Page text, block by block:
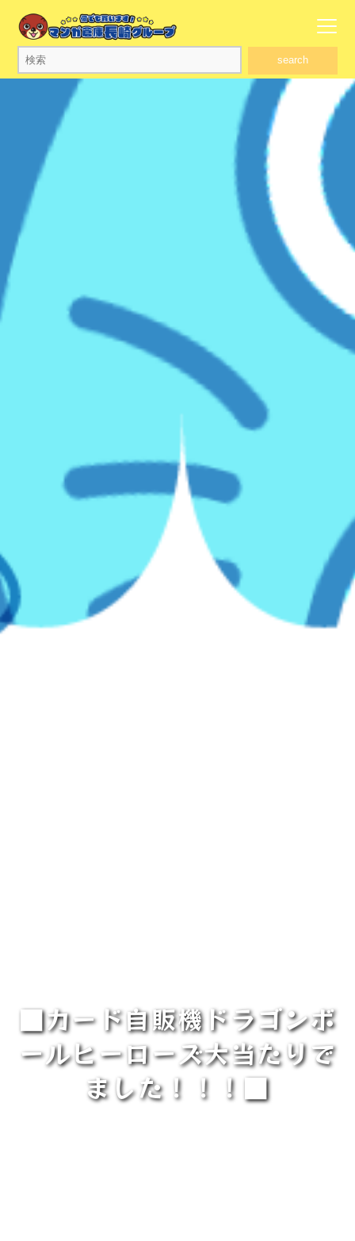
search
■カード自販機ドラゴンボ
ールヒーローズ大当たりで
ました！！！■